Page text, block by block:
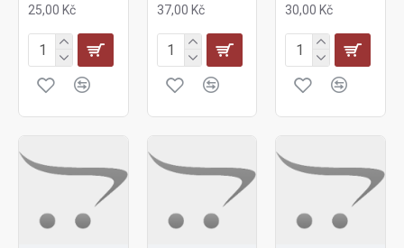
25,00 Kč
37,00 Kč
30,00 Kč